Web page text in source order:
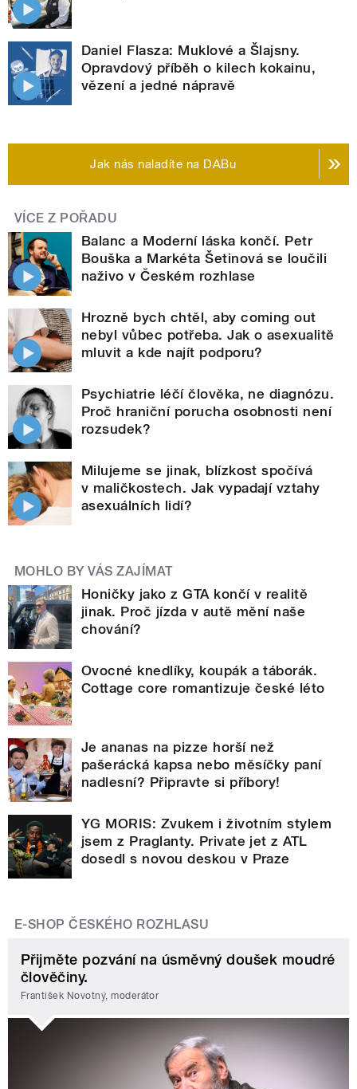
Daniel Flasza: Muklové a Šlajsny.
Opravdový příběh o kilech kokainu,
vězení a jedné nápravě
Jak nás naladíte na DABu
VÍCE Z POŘADU
Balanc a Moderní láska končí. Petr
Bouška a Markéta Šetinová se loučili
naživo v Českém rozhlase
Hrozně bych chtěl, aby coming out
nebyl vůbec potřeba. Jak o asexualitě
mluvit a kde najít podporu?
Psychiatrie léčí člověka, ne diagnózu.
Proč hraniční porucha osobnosti není
rozsudek?
Milujeme se jinak, blízkost spočívá
v maličkostech. Jak vypadají vztahy
asexuálních lidí?
MOHLO BY VÁS ZAJÍMAT
Honičky jako z GTA končí v realitě
jinak. Proč jízda v autě mění naše
chování?
Ovocné knedlíky, koupák a táborák.
Cottage core romantizuje české léto
Je ananas na pizze horší než
pašerácká kapsa nebo měsíčky paní
nadlesní? Připravte si příbory!
YG MORIS: Zvukem i životním stylem
jsem z Praglanty. Private jet z ATL
dosedl s novou deskou v Praze
E-SHOP ČESKÉHO ROZHLASU
Přijměte pozvání na úsměvný doušek moudré
člověčiny.
František Novotný, moderátor